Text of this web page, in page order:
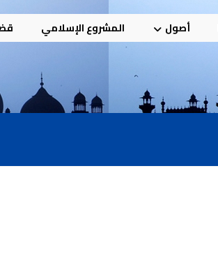
أصول المشروع الإسلامي